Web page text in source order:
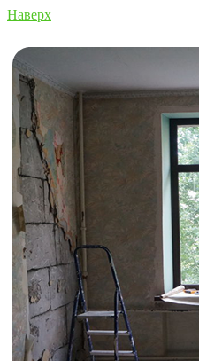
Наверх